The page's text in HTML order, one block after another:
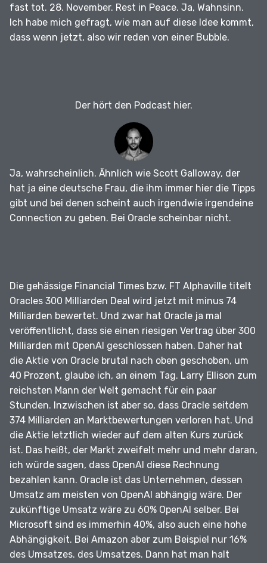
fast tot. 28. November. Rest in Peace. Ja, Wahnsinn.
Ich habe mich gefragt, wie man auf diese Idee kommt,
dass wenn jetzt, also wir reden von einer Bubble.
Der hört den Podcast hier.
Ja, wahrscheinlich. Ähnlich wie Scott Galloway, der
hat ja eine deutsche Frau, die ihm immer hier die Tipps
gibt und bei denen scheint auch irgendwie irgendeine
Connection zu geben. Bei Oracle scheinbar nicht.
Die gehässige Financial Times bzw. FT Alphaville titelt
Oracles 300 Milliarden Deal wird jetzt mit minus 74
Milliarden bewertet. Und zwar hat Oracle ja mal
veröffentlicht, dass sie einen riesigen Vertrag über 300
Milliarden mit OpenAI geschlossen haben. Daher hat
die Aktie von Oracle brutal nach oben geschoben, um
40 Prozent, glaube ich, an einem Tag. Larry Ellison zum
reichsten Mann der Welt gemacht für ein paar
Stunden. Inzwischen ist aber so, dass Oracle seitdem
374 Milliarden an Marktbewertungen verloren hat. Und
die Aktie letztlich wieder auf dem alten Kurs zurück
ist. Das heißt, der Markt zweifelt mehr und mehr daran,
ich würde sagen, dass OpenAI diese Rechnung
bezahlen kann. Oracle ist das Unternehmen, dessen
Umsatz am meisten von OpenAI abhängig wäre. Der
zukünftige Umsatz wäre zu 60% OpenAI selber. Bei
Microsoft sind es immerhin 40%, also auch eine hohe
Abhängigkeit. Bei Amazon aber zum Beispiel nur 16%
des Umsatzes. des Umsatzes. Dann hat man halt